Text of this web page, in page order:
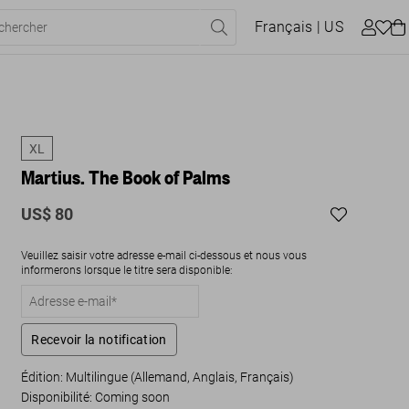
Français | US
XL
Martius. The Book of Palms
US$ 80
Veuillez saisir votre adresse e-mail ci-dessous et nous vous
informerons lorsque le titre sera disponible:
Recevoir la notification
Édition: Multilingue (Allemand, Anglais, Français)
Disponibilité: Coming soon